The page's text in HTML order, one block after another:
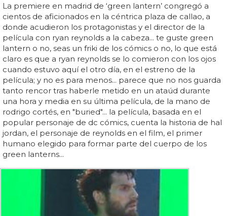
La premiere en madrid de ‘green lantern’ congregó a
cientos de aficionados en la céntrica plaza de callao, a
donde acudieron los protagonistas y el director de la
película con ryan reynolds a la cabeza... te guste green
lantern o no, seas un friki de los cómics o no, lo que está
claro es que a ryan reynolds se lo comieron con los ojos
cuando estuvo aquí el otro día, en el estreno de la
película; y no es para menos... parece que no nos guarda
tanto rencor tras haberle metido en un ataúd durante
una hora y media en su última película, de la mano de
rodrigo cortés, en "buried"... la película, basada en el
popular personaje de dc cómics, cuenta la historia de hal
jordan, el personaje de reynolds en el film, el primer
humano elegido para formar parte del cuerpo de los
green lanterns...